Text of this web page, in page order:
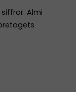
Almi